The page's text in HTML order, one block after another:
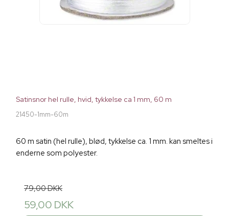
Satinsnor hel rulle, hvid, tykkelse ca 1 mm, 60 m
21450-1mm-60m
60 m satin (hel rulle), blød, tykkelse ca. 1 mm. kan smeltes i
enderne som polyester.
79,00 DKK
59,00 DKK